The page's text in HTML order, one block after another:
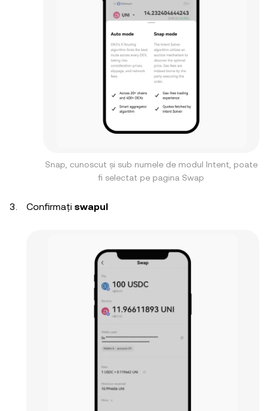
Snap, cunoscut și sub numele de modul Intent, poate
fi selectat pe pagina Swap
Confirmați swapul